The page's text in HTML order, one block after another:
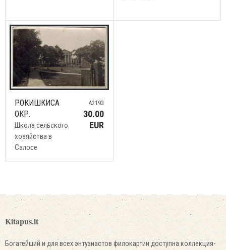
РОКИШКИСА
ОКР.
Школа сельского
хозяйства в
Салосе
A2193
30.00
EUR
Kitapus.lt
Богатейший и для всех энтузиастов филокартии доступна коллекция-